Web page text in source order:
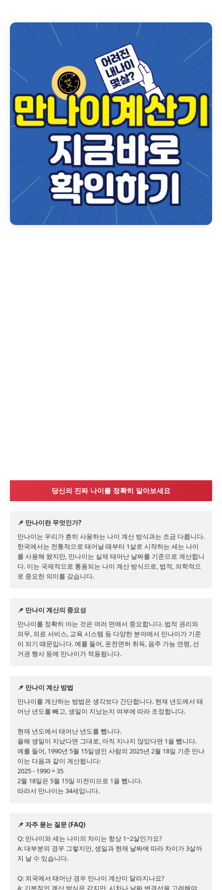
당신의 진짜 나이를 정확히 알아보세요
📌 만나이란 무엇인가?
만나이는 우리가 흔히 사용하는 나이 계산 방식과는 조금 다릅니다.
한국에서는 전통적으로 태어날 때부터 1살로 시작하는 세는 나이
를 사용해 왔지만, 만나이는 실제 태어난 날짜를 기준으로 계산합니
다. 이는 국제적으로 통용되는 나이 계산 방식으로, 법적, 의학적으
로 중요한 의미를 갖습니다.
📌 만나이 계산의 중요성
만나이를 정확히 아는 것은 여러 면에서 중요합니다. 법적 권리와
의무, 의료 서비스, 교육 시스템 등 다양한 분야에서 만나이가 기준
이 되기 때문입니다. 예를 들어, 운전면허 취득, 음주 가능 연령, 선
거권 행사 등에 만나이가 적용됩니다.
📌 만나이 계산 방법
만나이를 계산하는 방법은 생각보다 간단합니다. 현재 년도에서 태
어난 년도를 빼고, 생일이 지났는지 여부에 따라 조정합니다.
현재 년도에서 태어난 년도를 뺍니다.
올해 생일이 지났다면 그대로, 아직 지나지 않았다면 1을 뺍니다.
예를 들어, 1990년 5월 15일생인 사람의 2025년 2월 18일 기준 만나
이는 다음과 같이 계산됩니다:
2025 - 1990 = 35
2월 18일은 5월 15일 이전이므로 1을 뺍니다.
따라서 만나이는 34세입니다.
📌 자주 묻는 질문 (FAQ)
Q: 만나이와 세는 나이의 차이는 항상 1~2살인가요?
A: 대부분의 경우 그렇지만, 생일과 현재 날짜에 따라 차이가 3살까
지 날 수 있습니다.
Q: 외국에서 태어난 경우 만나이 계산이 달라지나요?
A: 기본적인 계산 방식은 같지만, 시차나 날짜 변경선을 고려해야